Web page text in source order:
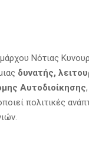
Νότιας
δυνατής,
Αυτοδιοίκησης
πολιτικές